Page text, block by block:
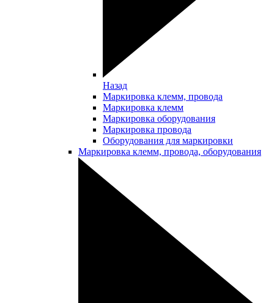
Назад
Маркировка клемм, провода
Маркировка клемм
Маркировка оборудования
Маркировка провода
Оборудования для маркировки
Маркировка клемм, провода, оборудования